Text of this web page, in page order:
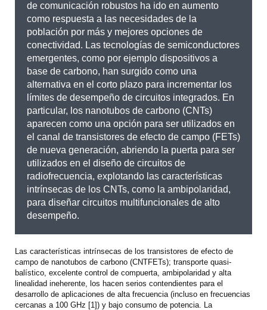
de comunicación robustos ha ido en aumento
como respuesta a las necesidades de la
población por más y mejores opciones de
conectividad. Las tecnologías de semiconductores
emergentes, como por ejemplo dispositivos a
base de carbono, han surgido como una
alternativa en el corto plazo para incrementar los
límites de desempeño de circuitos integrados. En
particular, los nanotubos de carbono (CNTs)
aparecen como una opción para ser utilizados en
el canal de transistores de efecto de campo (FETs)
de nueva generación, abriendo la puerta para ser
utilizados en el diseño de circuitos de
radiofrecuencia, explotando las características
intrínsecas de los CNTs, como la ambipolaridad,
para diseñar circuitos multifuncionales de alto
desempeño.
Las características intrínsecas de los transistores de efecto de
campo de nanotubos de carbono (CNTFETs); transporte quasi-
balístico, excelente control de compuerta, ambipolaridad y alta
linealidad ineherente, los hacen serios contendientes para el
desarrollo de aplicaciones de alta frecuencia (incluso en frecuencias
cercanas a 100 GHz [1]) y bajo consumo de potencia. La